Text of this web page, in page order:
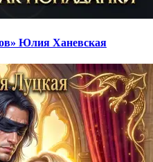
Юлия Ханевская